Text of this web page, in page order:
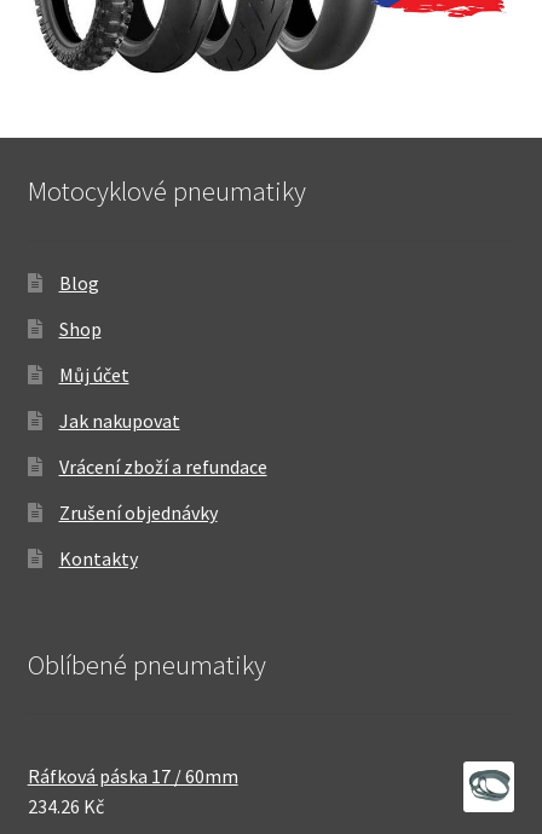
Motocyklové pneumatiky
Blog
Shop
Můj účet
Jak nakupovat
Vrácení zboží a refundace
Zrušení objednávky
Kontakty
Oblíbené pneumatiky
Ráfková páska 17 / 60mm
234.26 Kč